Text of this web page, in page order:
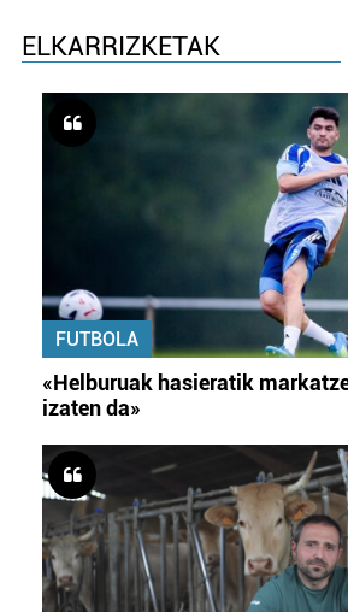
ELKARRIZKETAK
FUTBOLA
«Helburuak hasieratik
izaten da»